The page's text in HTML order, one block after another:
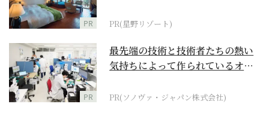
PR PR(星野リゾート)
PR
最先端の技術と技術者たちの熱い
気持ちによって作られているオー
PR(ソノヴァ・ジャパン株式会社)